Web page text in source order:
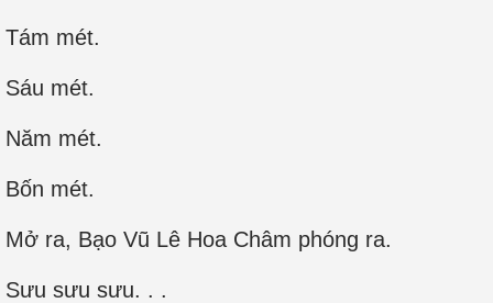
Tám mét.
Sáu mét.
Năm mét.
Bốn mét.
Mở ra, Bạo Vũ Lê Hoa Châm phóng ra.
Sưu sưu sưu. . .